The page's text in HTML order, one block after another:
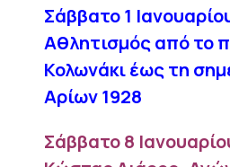
Σάββατο 1
Αθλητισμός από το
Κολωνάκι έως τη
Αρίων 1928
Σάββατο 8